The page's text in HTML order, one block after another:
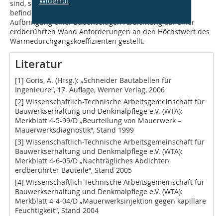
sind, soweit sich beheizte Räume im Kellergeschoss
befinden. Darin werden z. B. bei Erneuerung oder
Aufbringung einer außenseitigen Abdichtung auf einer
erdberührten Wand Anforderungen an den Höchstwert des
Wärmedurchgangskoeffizienten gestellt.
Literatur
[1] Goris, A. (Hrsg.): „Schneider Bautabellen für
Ingenieure“, 17. Auflage, Werner Verlag, 2006
[2] Wissenschaftlich-Technische Arbeitsgemeinschaft für
Bauwerkserhaltung und Denkmalpflege e.V. (WTA):
Merkblatt 4-5-99/D „Beurteilung von Mauerwerk –
Mauerwerksdiagnostik“, Stand 1999
[3] Wissenschaftlich-Technische Arbeitsgemeinschaft für
Bauwerkserhaltung und Denkmalpflege e.V. (WTA):
Merkblatt 4-6-05/D „Nachträgliches Abdichten
erdberührter Bauteile“, Stand 2005
[4] Wissenschaftlich-Technische Arbeitsgemeinschaft für
Bauwerkserhaltung und Denkmalpflege e.V. (WTA):
Merkblatt 4-4-04/D „Mauerwerksinjektion gegen kapillare
Feuchtigkeit“, Stand 2004